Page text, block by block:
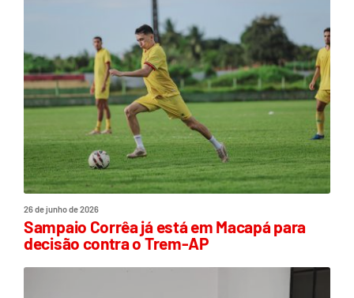
26 de junho de 2026
Sampaio Corrêa já está em Macapá para
decisão contra o Trem-AP